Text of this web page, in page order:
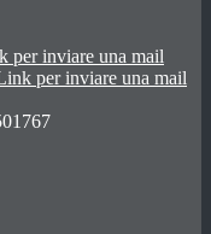
per inviare una mail
per inviare una mail